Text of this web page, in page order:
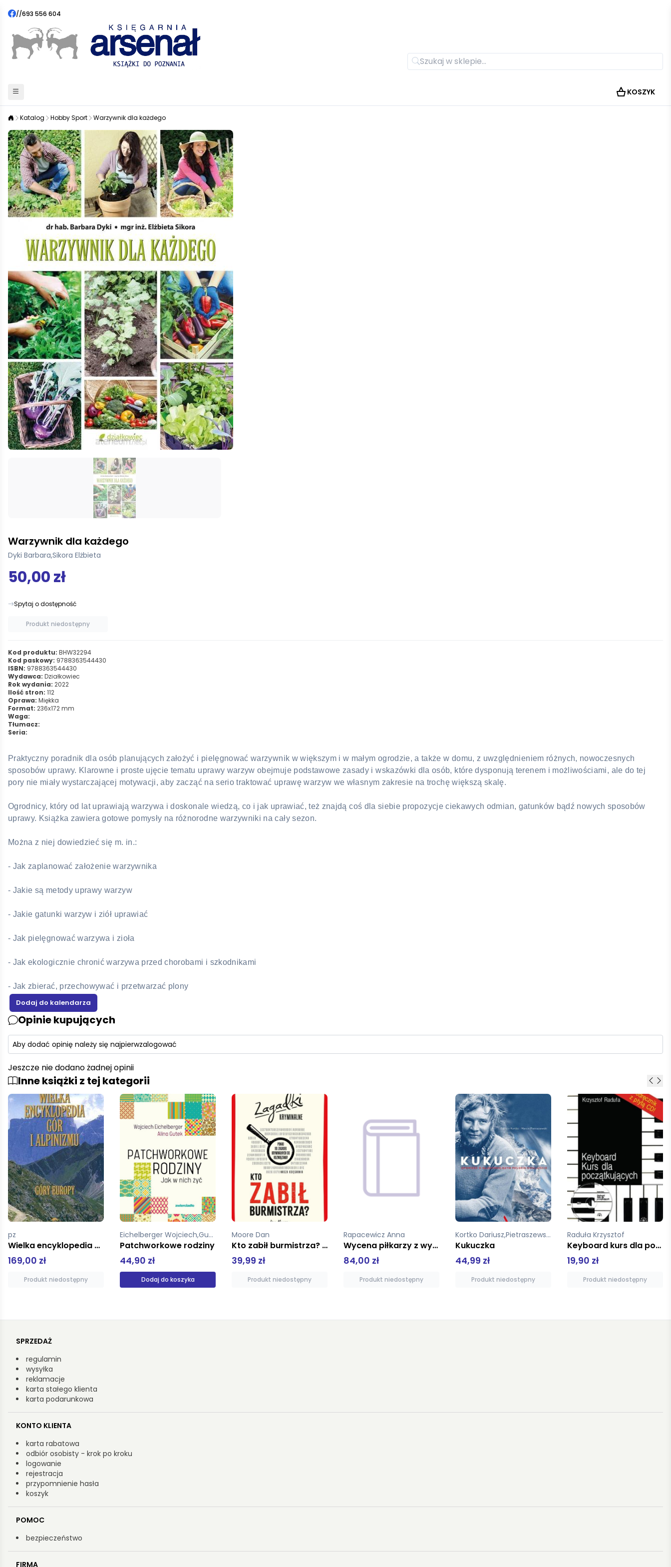
//693 556 604
KOSZYK
Katalog Hobby Sport Warzywnik dla każdego
Warzywnik dla każdego
Dyki Barbara,Sikora Elżbieta
50,00 zł
Spytaj o dostępność
Produkt niedostępny
Kod produktu: BHW32294
Kod paskowy: 9788363544430
ISBN: 9788363544430
Wydawca: Działkowiec
Rok wydania: 2022
Ilość stron: 112
Oprawa: Miękka
Format: 236x172 mm
Waga:
Tłumacz:
Seria:
Praktyczny poradnik dla osób planujących założyć i pielęgnować warzywnik w większym i w małym ogrodzie, a także w domu, z uwzględnieniem różnych, nowoczesnych
sposobów uprawy. Klarowne i proste ujęcie tematu uprawy warzyw obejmuje podstawowe zasady i wskazówki dla osób, które dysponują terenem i możliwościami, ale do tej
pory nie miały wystarczającej motywacji, aby zacząć na serio traktować uprawę warzyw we własnym zakresie na trochę większą skalę.
Ogrodnicy, który od lat uprawiają warzywa i doskonale wiedzą, co i jak uprawiać, też znajdą coś dla siebie propozycje ciekawych odmian, gatunków bądź nowych sposobów
uprawy. Książka zawiera gotowe pomysły na różnorodne warzywniki na cały sezon.
Można z niej dowiedzieć się m. in.:
- Jak zaplanować założenie warzywnika
- Jakie są metody uprawy warzyw
- Jakie gatunki warzyw i ziół uprawiać
- Jak pielęgnować warzywa i zioła
- Jak ekologicznie chronić warzywa przed chorobami i szkodnikami
- Jak zbierać, przechowywać i przetwarzać plony
Opinie kupujących
Aby dodać opinię należy się najpierwzalogować
Jeszcze nie dodano żadnej opinii
Inne książki z tej kategorii
Patchworkowe rodziny
44,90 zł
Dodaj do koszyka
Moore Dan
Kto zabił burmistrza? Zagadki kryminalne
39,99 zł
Produkt niedostępny
Rapacewicz Anna
Wycena piłkarzy z wykorzystaniem modeli ekonometrycznych
84,00 zł
Produkt niedostępny
Kukuczka
44,99 zł
Produkt niedostępny
Raduła Krzysztof
19,90 zł
Produkt niedostępny
pz
Lhotse 1974
70,00 zł
Produkt niedostępny
SPRZEDAŻ
regulamin
wysyłka
reklamacje
karta stałego klienta
karta podarunkowa
KONTO KLIENTA
karta rabatowa
odbiór osobisty - krok po kroku
logowanie
rejestracja
przypomnienie hasła
koszyk
POMOC
bezpieczeństwo
FIRMA